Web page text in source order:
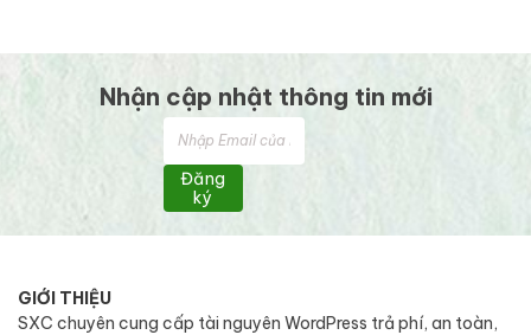
Nhận cập nhật thông tin mới
Đăng
ký
GIỚI THIỆU
SXC chuyên cung cấp tài nguyên WordPress trả phí, an toàn,